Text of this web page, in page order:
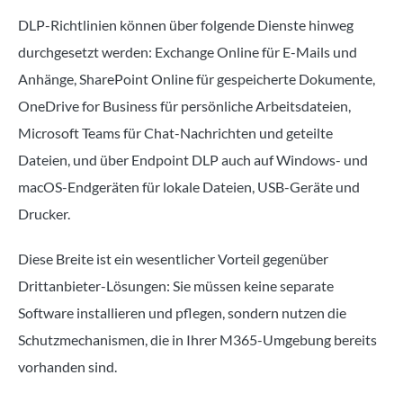
DLP-Richtlinien können über folgende Dienste hinweg
durchgesetzt werden: Exchange Online für E-Mails und
Anhänge, SharePoint Online für gespeicherte Dokumente,
OneDrive for Business für persönliche Arbeitsdateien,
Microsoft Teams für Chat-Nachrichten und geteilte
Dateien, und über Endpoint DLP auch auf Windows- und
macOS-Endgeräten für lokale Dateien, USB-Geräte und
Drucker.
Diese Breite ist ein wesentlicher Vorteil gegenüber
Drittanbieter-Lösungen: Sie müssen keine separate
Software installieren und pflegen, sondern nutzen die
Schutzmechanismen, die in Ihrer M365-Umgebung bereits
vorhanden sind.